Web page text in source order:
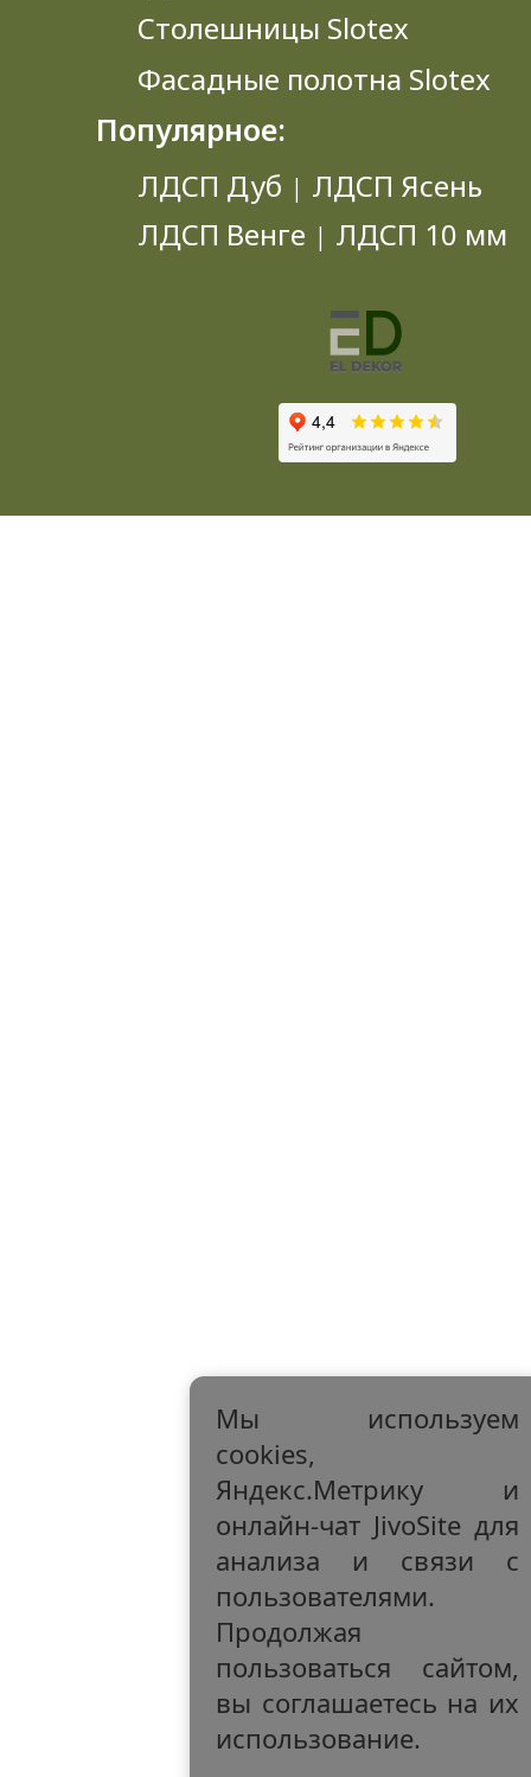
Столешницы Slotex
Фасадные полотна Slotex
Популярное:
ЛДСП Дуб | ЛДСП Ясень
ЛДСП Венге | ЛДСП 10 мм
Мы используем
cookies,
Яндекс.Метрику и
онлайн-чат JivoSite для
анализа и связи с
пользователями.
Продолжая
пользоваться сайтом,
вы соглашаетесь на их
использование.